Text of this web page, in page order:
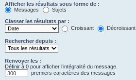
Afficher les résultats sous forme de :
Messages
Sujets
Classer les résultats par :
Croissant
Décroissant
Rechercher depuis :
Renvoyer les :
Définir à 0 pour afficher l’intégralité du message.
premiers caractères des messages